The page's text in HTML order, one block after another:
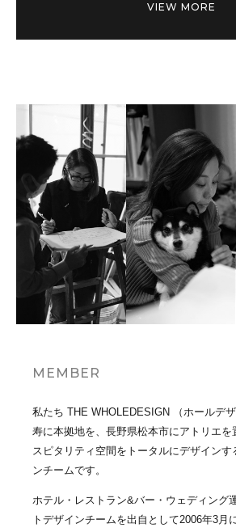
VIEW MORE
MEMBER
私たち THE WHOLEDESIGN （ホールデ
寿に本拠地を、長野県松本市にアトリエを
スピタリティ空間をトータルにデザインす
ンチームです。
ホテル・レストラン&バー・ウェディング
トデザインチームを出自として2006年3月